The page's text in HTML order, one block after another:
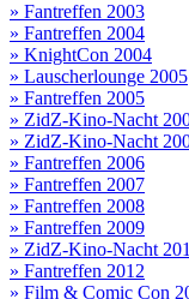
» Fantreffen 2003
» Fantreffen 2004
» KnightCon 2004
» Lauscherlounge 2005
» Fantreffen 2005
» ZidZ-Kino-Nacht
» ZidZ-Kino-Nacht
» Fantreffen 2006
» Fantreffen 2007
» Fantreffen 2008
» Fantreffen 2009
» ZidZ-Kino-Nacht
» Fantreffen 2012
» Film & Comic Con